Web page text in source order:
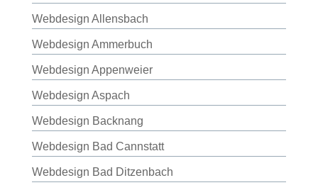
Webdesign Allensbach
Webdesign Ammerbuch
Webdesign Appenweier
Webdesign Aspach
Webdesign Backnang
Webdesign Bad Cannstatt
Webdesign Bad Ditzenbach